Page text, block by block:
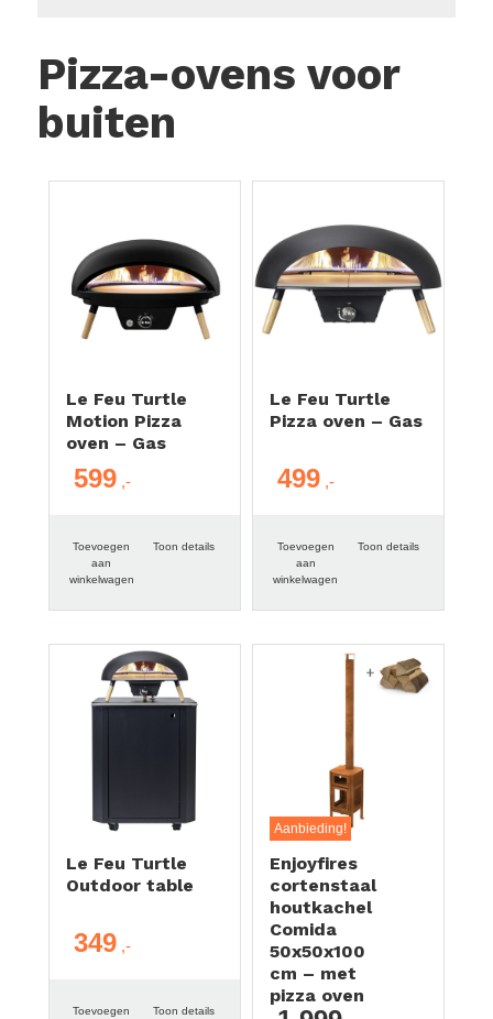
Pizza-ovens voor
buiten
Le Feu Turtle
Motion Pizza
oven – Gas
599
Toevoegen
aan
winkelwagen
Toon details
Le Feu Turtle
Pizza oven – Gas
499
Toevoegen
aan
winkelwagen
Toon details
Le Feu Turtle
Outdoor table
349
Toevoegen
Toon details
Enjoyfires
cortenstaal
houtkachel
Comida
50x50x100
cm – met
pizza oven
Aanbieding!